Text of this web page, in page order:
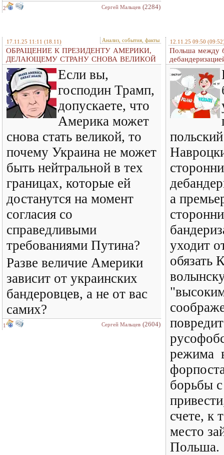
2 Сергей Мальцев (2284)
17.11.25 11:11 (18.11) Анализ, события, факты
ОБРАЩЕНИЕ К ПРЕЗИДЕНТУ АМЕРИКИ,
ДЕЛАЮЩЕМУ СТРАНУ СНОВА ВЕЛИКОЙ
Если вы,
господин Трамп,
допускаете, что
Америка может
снова стать великой, то
почему Украина не может
быть нейтральной в тех
границах, которые ей
достанутся на момент
согласия со
справедливыми
требованиями Путина?
Разве величие Америки
зависит от украинских
бандеровцев, а не от вас
самих?
1 Сергей Мальцев (2604)
12.11.25 09:50
Польша между
а
уходит
обязать
режима
борьбы
счете, к
место
Польша.